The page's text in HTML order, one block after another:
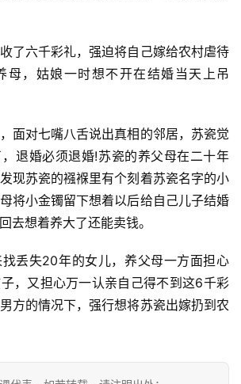
了六千彩礼，强迫将自己嫁给农村虐待
母，姑娘一时想不开在结婚当天上吊
面对七嘴八舌说出真相的邻居，苏瓷觉
退婚必须退婚!苏瓷的养父母在二十年
现苏瓷的襁褓里有个刻着苏瓷名字的小
将小金镯留下想着以后给自己儿子结婚
去想着养大了还能卖钱。
丢失20年的女儿，养父母一方面担心
，又担心万一认亲自己得不到这6千彩
方的情况下，强行想将苏瓷出嫁扔到农